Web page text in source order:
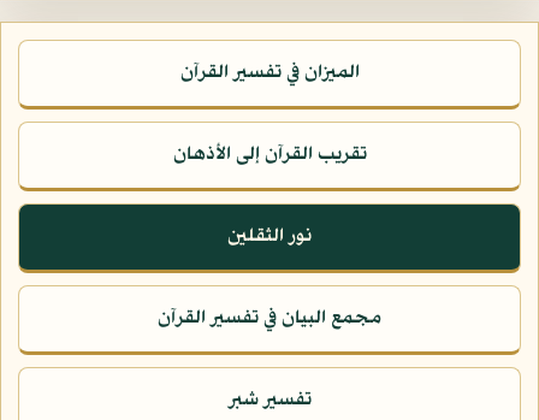
الميزان في تفسير القرآن
تقريب القرآن إلى الأذهان
نور الثقلين
مجمع البيان في تفسير القرآن
تفسير شبر